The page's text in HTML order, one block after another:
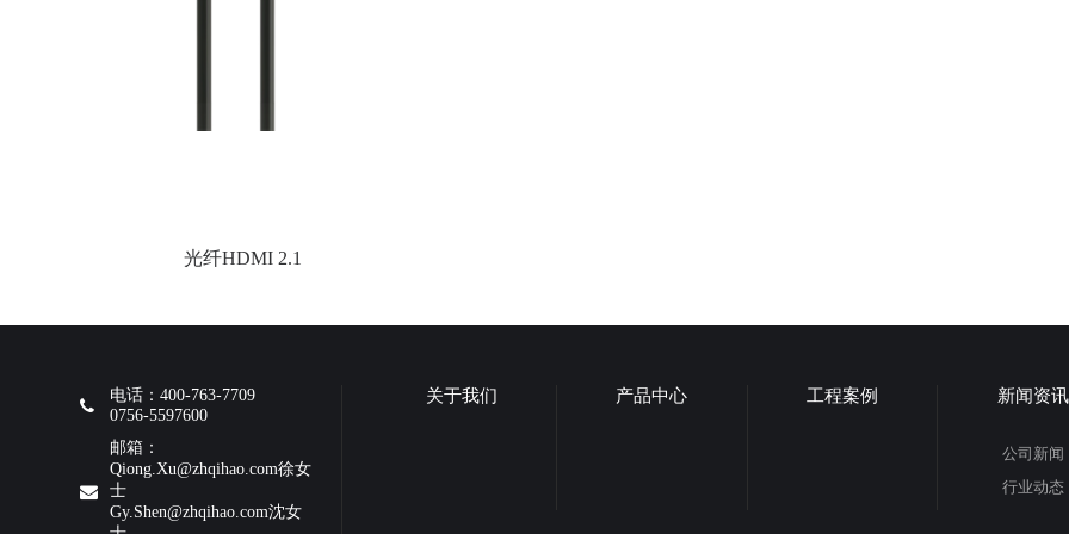
光纤HDMI 2.1
电话：400-763-7709
0756-5597600
邮箱：
Qiong.Xu@zhqihao.com徐女
士
Gy.Shen@zhqihao.com沈女
关于我们 产品中心 工程案例 新闻资讯
公司新闻
行业动态